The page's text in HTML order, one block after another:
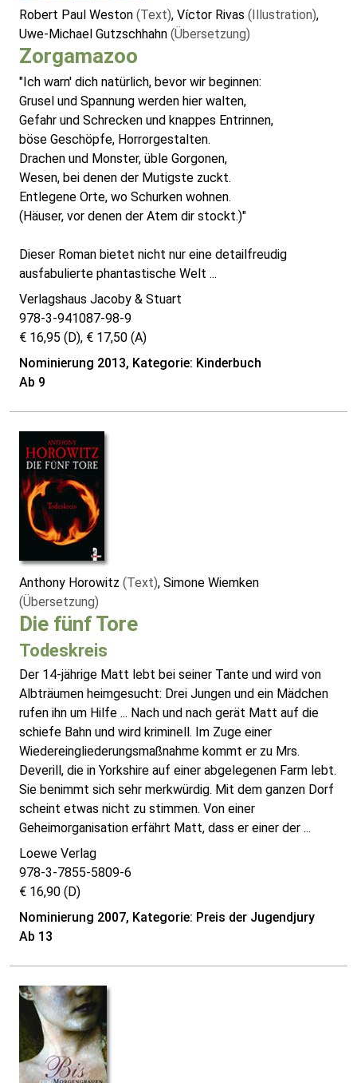
Robert Paul Weston (Text), Víctor Rivas (Illustration),
Uwe-Michael Gutzschhahn (Übersetzung)
Zorgamazoo
"Ich warn' dich natürlich, bevor wir beginnen:
Grusel und Spannung werden hier walten,
Gefahr und Schrecken und knappes Entrinnen,
böse Geschöpfe, Horrorgestalten.
Drachen und Monster, üble Gorgonen,
Wesen, bei denen der Mutigste zuckt.
Entlegene Orte, wo Schurken wohnen.
(Häuser, vor denen der Atem dir stockt.)"
Dieser Roman bietet nicht nur eine detailfreudig
ausfabulierte phantastische Welt ...
Verlagshaus Jacoby & Stuart
978-3-941087-98-9
€ 16,95 (D), € 17,50 (A)
Nominierung 2013, Kategorie: Kinderbuch
Ab 9
Anthony Horowitz (Text), Simone Wiemken
(Übersetzung)
Die fünf Tore
Todeskreis
Der 14-jährige Matt lebt bei seiner Tante und wird von
Albträumen heimgesucht: Drei Jungen und ein Mädchen
rufen ihn um Hilfe ... Nach und nach gerät Matt auf die
schiefe Bahn und wird kriminell. Im Zuge einer
Wiedereingliederungsmaßnahme kommt er zu Mrs.
Deverill, die in Yorkshire auf einer abgelegenen Farm lebt.
Sie benimmt sich sehr merkwürdig. Mit dem ganzen Dorf
scheint etwas nicht zu stimmen. Von einer
Geheimorganisation erfährt Matt, dass er einer der ...
Loewe Verlag
978-3-7855-5809-6
€ 16,90 (D)
Nominierung 2007, Kategorie: Preis der Jugendjury
Ab 13